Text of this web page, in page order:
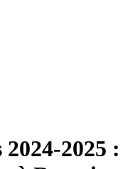
2024-2025 :